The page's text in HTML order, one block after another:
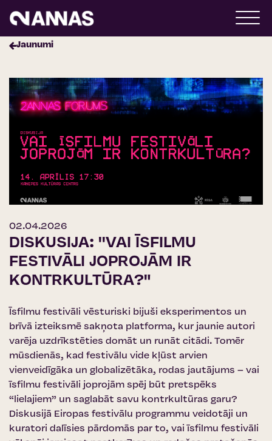
Jaunumi
02.04.2026
DISKUSIJA: ''VAI ĪSFILMU
FESTIVĀLI JOPROJĀM IR
KONTRKULTŪRA?"
Īsfilmu festivāli vēsturiski bijuši eksperimentos un
brīvā izteiksmē sakņota platforma, kur jaunie autori
varēja uzdrīkstēties domāt un runāt citādi. Tomēr
mūsdienās, kad festivālu vide kļūst arvien
vienveidīgāka un globalizētāka, rodas jautājums – vai
īsfilmu festivāli joprojām spēj būt pretspēks
“lielajiem” un saglabāt savu kontrkultūras garu?
Diskusijā Eiropas festivālu programmu veidotāji un
kuratori dalīsies pārdomās par to, vai īsfilmu festivāli